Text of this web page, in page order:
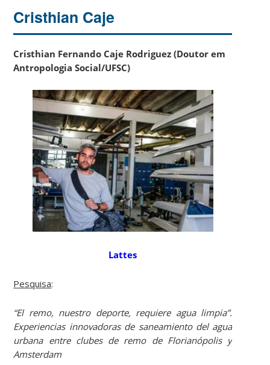
Cristhian Caje
Cristhian Fernando Caje Rodriguez (Doutor em
Antropologia Social/UFSC)
Lattes
Pesquisa:
“El remo, nuestro deporte, requiere agua limpia”.
Experiencias innovadoras de saneamiento del agua
urbana entre clubes de remo de Florianópolis y
Amsterdam